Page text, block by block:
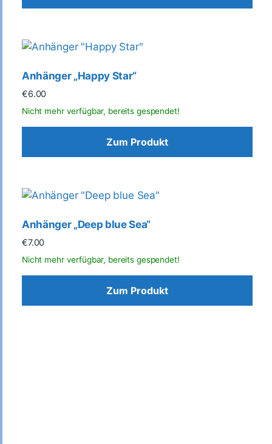
Anhänger „Happy Star“
€6.00
Zum Produkt
Anhänger „Deep blue Sea“
€7.00
Zum Produkt